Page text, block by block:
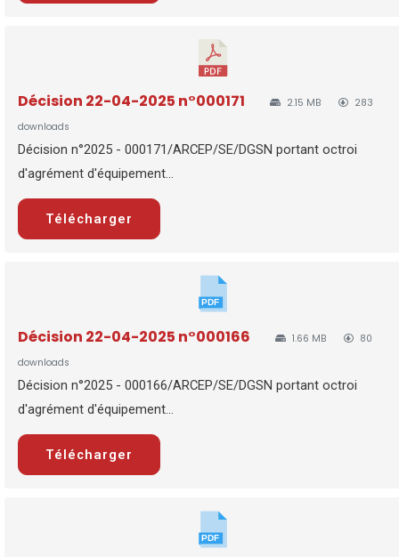
Décision 22-04-2025 n°000171 2.15 MB
283
downloads
Décision n°2025 - 000171/ARCEP/SE/DGSN portant octroi
d'agrément d'équipement...
Télécharger
Décision 22-04-2025 n°000166 1.66 MB
80
downloads
Décision n°2025 - 000166/ARCEP/SE/DGSN portant octroi
d'agrément d'équipement...
Télécharger